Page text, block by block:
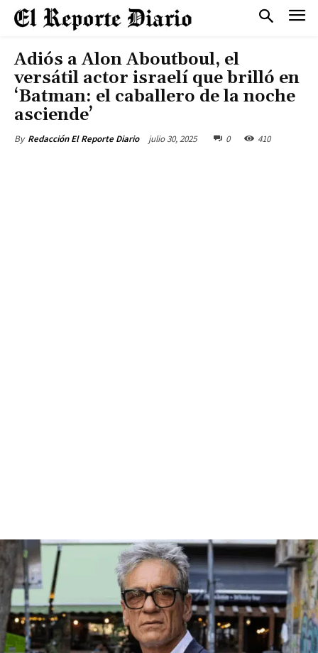
Adiós a Alon Aboutboul, el
versátil actor israelí que brilló en
‘Batman: el caballero de la noche
asciende’
By Redacción El Reporte Diario julio 30, 2025 0 410